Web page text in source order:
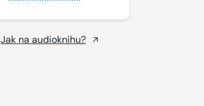
Jak na audioknihu?